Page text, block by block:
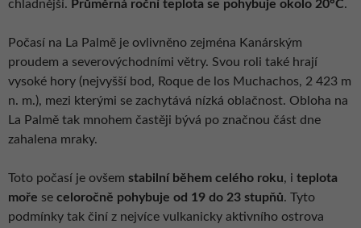
chladnější. Průměrná roční teplota se pohybuje okolo 20°C.
Počasí na La Palmě je ovlivněno zejména Kanárským
proudem a severovýchodními větry. Svou roli také hrají
vysoké hory (nejvyšší bod, Roque de los Muchachos, 2 423 m
n. m.), mezi kterými se zachytává nízká oblačnost. Obloha na
La Palmě tak mnohem častěji bývá po značnou část dne
zahalena mraky.
Toto počasí je ovšem stabilní během celého roku, i teplota
moře se celoročně pohybuje od 19 do 23 stupňů. Tyto
podmínky tak činí z nejvíce vulkanicky aktivního ostrova